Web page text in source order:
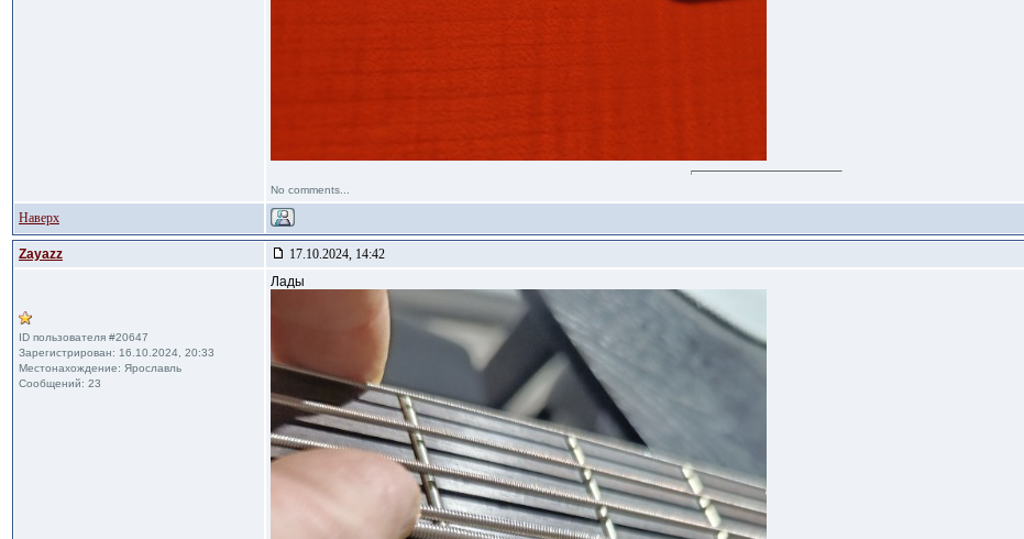
No comments...
Наверх
Zayazz 17.10.2024, 14:42
ID пользователя #20647
Зарегистрирован: 16.10.2024, 20:33
Местонахождение: Ярославль
Сообщений: 23
Лады